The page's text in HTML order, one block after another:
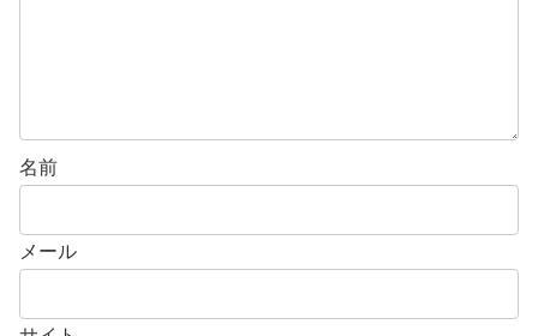
名前
メール